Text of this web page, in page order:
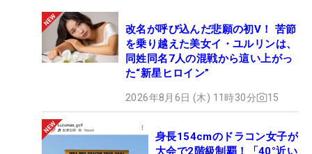
改名が呼び込んだ悲願の初V！ 苦節
を乗り越えた美女イ・ユルリンは、
同姓同名7人の混戦から這い上がっ
た“新星ヒロイン”
2026年8月6日 (木) 11時30分 15
身長154cmのドラコン女子が
大会で2階級制覇！「40°近い